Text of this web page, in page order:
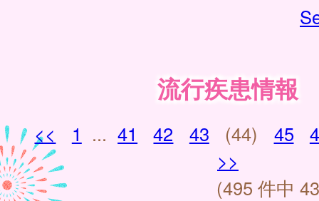
流行疾患情報
<< 1 ... 41 42 43 (44) 45
>>
(495 件中